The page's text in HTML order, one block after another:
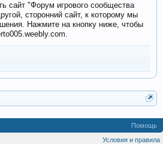
сайт "Форум игрового сообщества
сторонний сайт, к которому мы
Нажмите на кнопку ниже, чтобы
Помощь
Условия и правила